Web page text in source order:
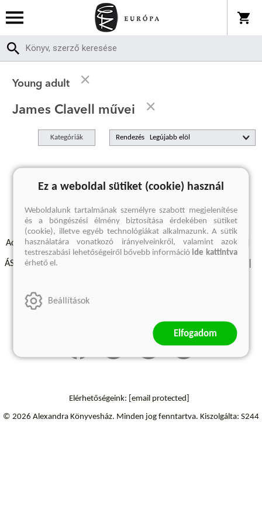
Young adult
James Clavell művei
Kategóriák Rendezés
A keresett kifejezésre nincs találat
Adatvédelmi szabályzatok Elállási felmondási nyilatkozat
ÁSZF - Vásárlási feltételek
Szállítási információk
Elérhetőségeink: [email protected]
© 2026 Alexandra Könyvesház. Minden jog fenntartva. Kiszolgálta: S244
Ez a weboldal sütiket (cookie) használ
Weboldalunk tartalmának személyre szabott megjelenítése
és a böngészési élmény biztosítása érdekében sütiket
(cookie), illetve egyéb technológiákat alkalmazunk. A sütik
használatára vonatkozó irányelveinkről, valamint azok
testreszabási lehetőségeiről bővebb információide kattintva
érhető el.
Beállítások
Elfogadom